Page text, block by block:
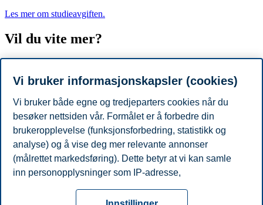
Les mer om studieavgiften.
Vil du vite mer?
møter du en veileder, og du får mulighet til å stille spørsmål. Du kan
også bestilleveiledningog få hjelp av våre erfarne studieveiledere.
Se lignende kurs
Ikke helt kurset for deg? Vi har flere kurs innen samme fagområde.
Se lignende kurs
Tilgjengelighetserklæring
Vi bruker informasjonskapsler (cookies)
Vi bruker både egne og tredjeparters cookies når du
besøker nettsiden vår. Formålet er å forbedre din
brukeropplevelse (funksjonsforbedring, statistikk og
analyse) og å vise deg mer relevante annonser
(målrettet markedsføring). Dette betyr at vi kan samle
inn personopplysninger som IP-adresse,
cookies som er nødvendige for at nettsiden skal